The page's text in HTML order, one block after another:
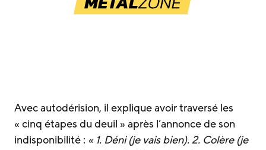
Avec autodérision, il explique avoir traversé les
« cinq étapes du deuil » après l’annonce de son
indisponibilité : « 1. Déni (je vais bien). 2. Colère (je